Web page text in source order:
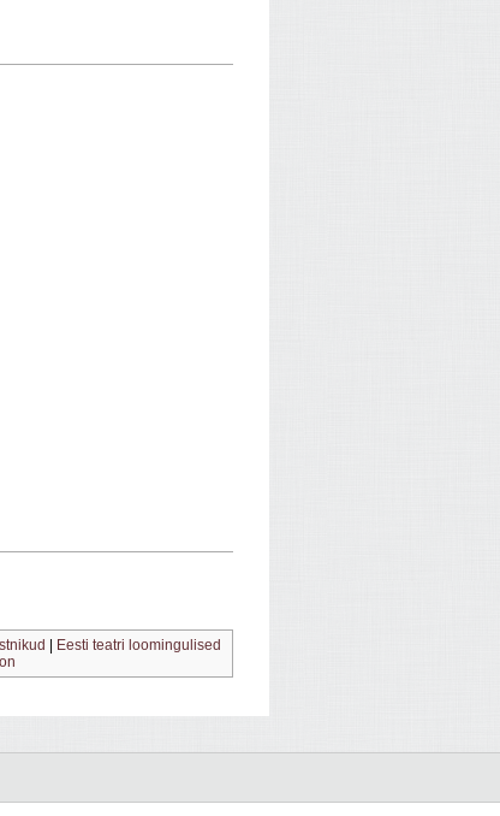
Eesti teatri loomingulised